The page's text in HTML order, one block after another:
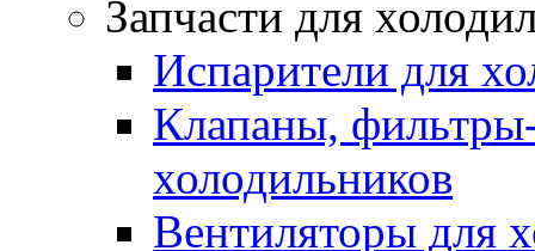
Запчасти для
Испарители для
Клапаны,
холодильников
Вентиляторы для